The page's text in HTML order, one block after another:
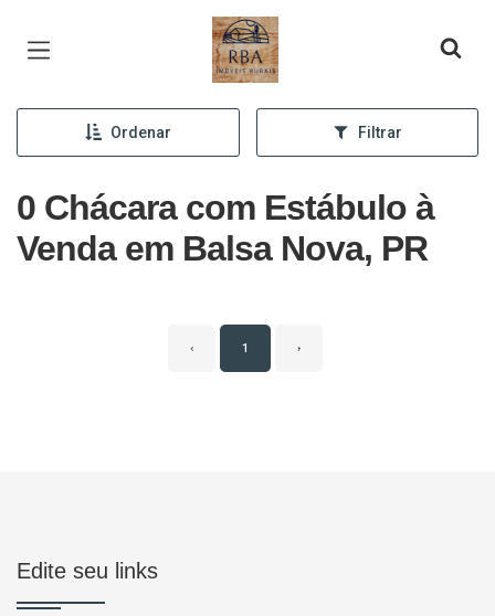
Página inicial
Ordenar Filtrar
0 Chácara com Estábulo à
Venda em Balsa Nova, PR
‹ 1 ›
Edite seu links